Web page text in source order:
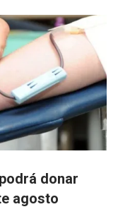
donar
agosto